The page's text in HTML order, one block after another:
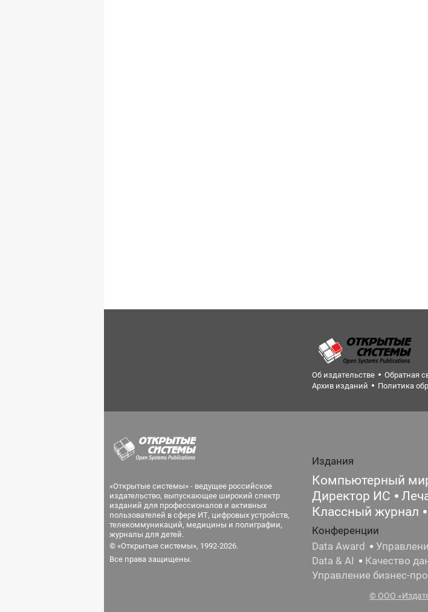
Об издательстве Обратная
Архив изданий
Политика
«Открытые системы» - ведущее российское
издательство, выпускающее широкий спектр
изданий для профессионалов и активных
пользователей в сфере ИТ, цифровых устройств,
телекоммуникаций, медицины и полиграфии,
журналы для детей.
© «Открытые системы», 1992-2026.
Все права защищены.
Издания
Компьютерный
Директор ИС
Классный журнал
Конференции
Data Award
Data & AI
Качество
Управление бизнес-
© ООО